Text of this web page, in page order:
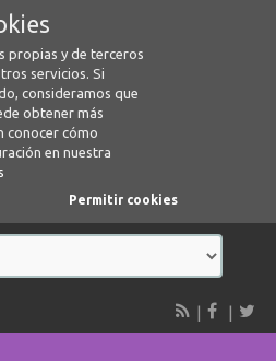
propias y de terceros
servicios. Si
consideramos que
obtener más
conocer cómo
en nuestra
Permitir cookies